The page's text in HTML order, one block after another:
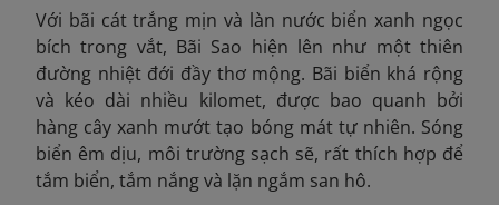
Với bãi cát trắng mịn và làn nước biển xanh ngọc
bích trong vắt, Bãi Sao hiện lên như một thiên
đường nhiệt đới đầy thơ mộng. Bãi biển khá rộng
và kéo dài nhiều kilomet, được bao quanh bởi
hàng cây xanh mướt tạo bóng mát tự nhiên. Sóng
biển êm dịu, môi trường sạch sẽ, rất thích hợp để
tắm biển, tắm nắng và lặn ngắm san hô.